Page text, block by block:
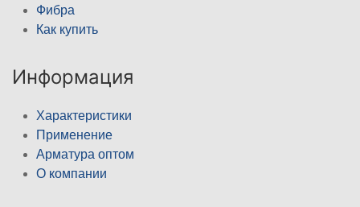
Фибра
Как купить
Информация
Характеристики
Применение
Арматура оптом
О компании